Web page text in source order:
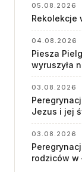
05.08.2026
Rekolekcje
04.08.2026
Piesza
wyruszyła
03.08.2026
Jezus i jej
03.08.2026
rodziców w